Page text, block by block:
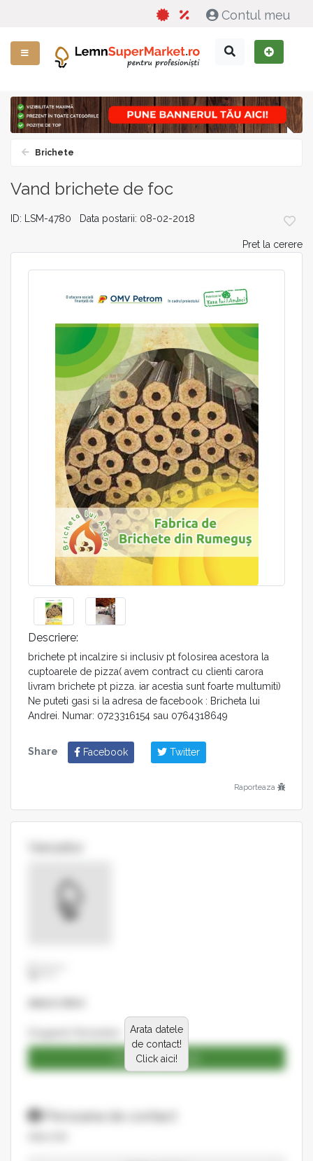
Contul meu
Brichete
Vand brichete de foc
ID: LSM-4780 Data postarii: 08-02-2018
Pret la cerere
Descriere:
brichete pt incalzire si inclusiv pt folosirea acestora la
cuptoarele de pizza( avem contract cu clienti carora
livram brichete pt pizza. iar acestia sunt foarte multumiti)
Ne puteti gasi si la adresa de facebook : Bricheta lui
Andrei. Numar: 0723316154 sau 0764318649
Share Facebook Twitter
Raporteaza
Arata datele
de contact!
Click aici!
Catalog produse
Persoana de contact